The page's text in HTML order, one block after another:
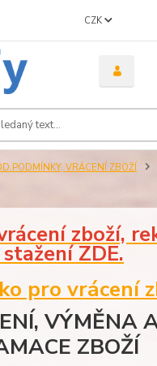
CZK
VRÁCENÍ ZBOŽÍ
zboží,
ZDE.
pro vrácení
VÝMĚNA
ZBOŽÍ